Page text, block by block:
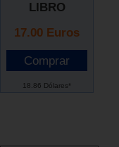
LIBRO
17.00 Euros
18.86 Dólares*